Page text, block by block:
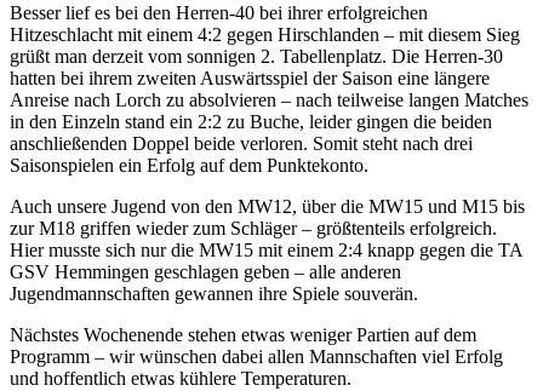
Besser lief es bei den Herren-40 bei ihrer erfolgreichen
Hitzeschlacht mit einem 4:2 gegen Hirschlanden – mit diesem Sieg
grüßt man derzeit vom sonnigen 2. Tabellenplatz. Die Herren-30
hatten bei ihrem zweiten Auswärtsspiel der Saison eine längere
Anreise nach Lorch zu absolvieren – nach teilweise langen Matches
in den Einzeln stand ein 2:2 zu Buche, leider gingen die beiden
anschließenden Doppel beide verloren. Somit steht nach drei
Saisonspielen ein Erfolg auf dem Punktekonto.
Auch unsere Jugend von den MW12, über die MW15 und M15 bis
zur M18 griffen wieder zum Schläger – größtenteils erfolgreich.
Hier musste sich nur die MW15 mit einem 2:4 knapp gegen die TA
GSV Hemmingen geschlagen geben – alle anderen
Jugendmannschaften gewannen ihre Spiele souverän.
Nächstes Wochenende stehen etwas weniger Partien auf dem
Programm – wir wünschen dabei allen Mannschaften viel Erfolg
und hoffentlich etwas kühlere Temperaturen.